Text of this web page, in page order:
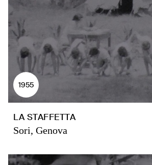
1955
LA STAFFETTA
Sori, Genova